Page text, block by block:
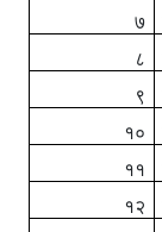
७
८
९
१०
११
१२